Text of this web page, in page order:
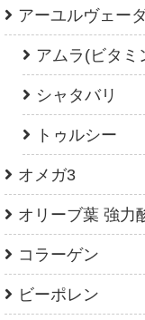
アーユルヴェー
アムラ(ビタミ
シャタバリ
トゥルシー
オメガ3
オリーブ葉 強力
コラーゲン
ビーポレン